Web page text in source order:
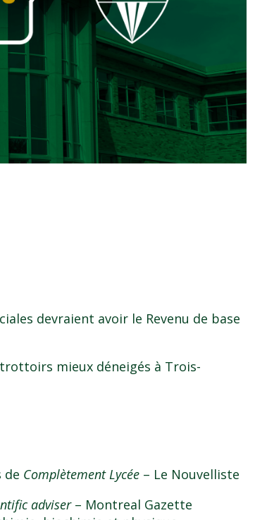
devraient avoir le Revenu de base
mieux déneigés à Trois-
de Complètement Lycée – Le Nouvelliste
adviser– Montreal Gazette